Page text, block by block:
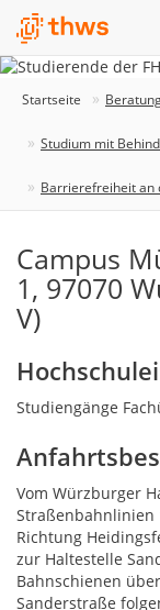
Startseite
Studium mit
Barrierefreiheit an
Campus
1, 97070
V)
Studiengänge
Vom Würzburger
Straßenbahnlinien
Richtung
zur Haltestelle
Bahnschienen
Sanderstraße